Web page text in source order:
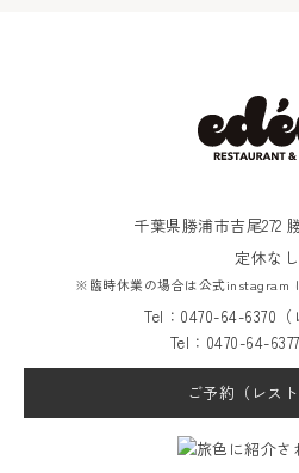
千葉県勝浦市吉尾272
定休なし
※臨時休業の場合は公式instagram
Tel：0470-64-6370（
Tel：0470-64-
ご予約（レスト